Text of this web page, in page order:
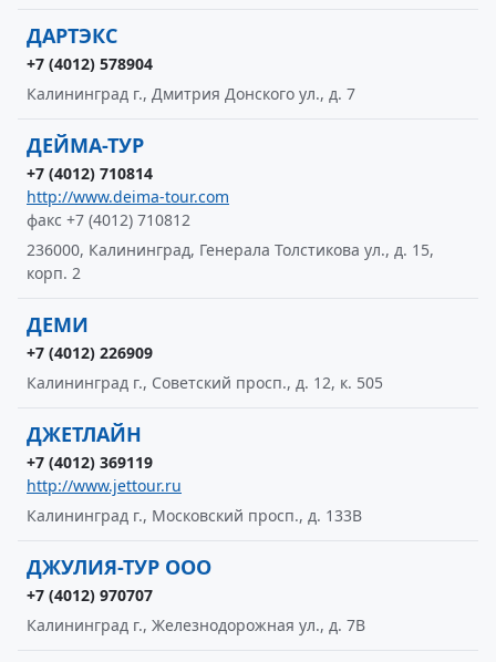
ДАРТЭКС
+7 (4012) 578904
Калининград г., Дмитрия Донского ул., д. 7
ДЕЙМА-ТУР
+7 (4012) 710814
http://www.deima-tour.com
факс +7 (4012) 710812
236000, Калининград, Генерала Толстикова ул., д. 15,
корп. 2
ДЕМИ
+7 (4012) 226909
Калининград г., Советский просп., д. 12, к. 505
ДЖЕТЛАЙН
+7 (4012) 369119
http://www.jettour.ru
Калининград г., Московский просп., д. 133В
ДЖУЛИЯ-ТУР ООО
+7 (4012) 970707
Калининград г., Железнодорожная ул., д. 7В